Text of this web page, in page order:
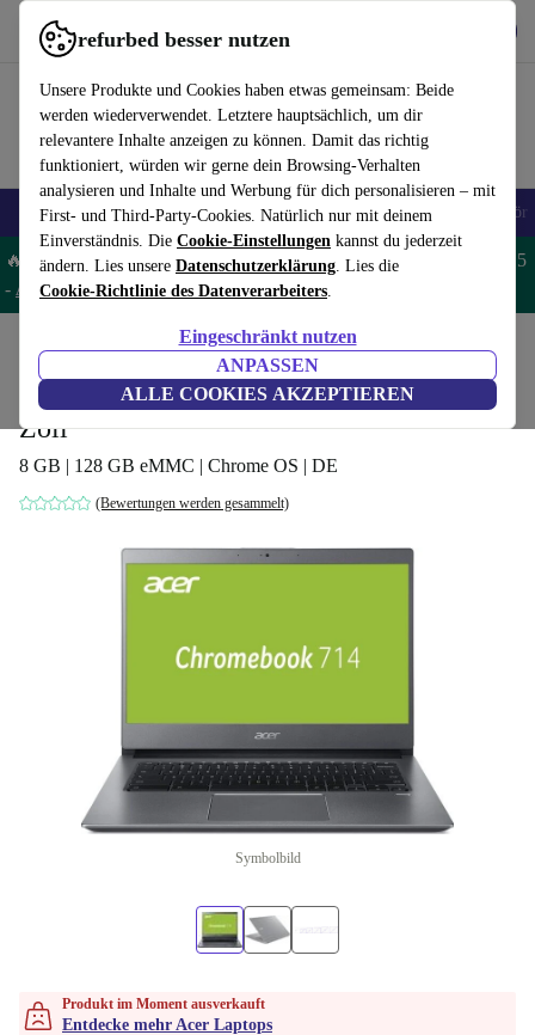
refurbed besser nutzen
Unsere Produkte und Cookies haben etwas gemeinsam: Beide
werden wiederverwendet. Letztere hauptsächlich, um dir
relevantere Inhalte anzeigen zu können. Damit das richtig
funktioniert, würden wir gerne dein Browsing-Verhalten
analysieren und Inhalte und Werbung für dich personalisieren – mit
First- und Third-Party-Cookies. Natürlich nur mit deinem
Einverständnis. Die Cookie-Einstellungen kannst du jederzeit
ändern. Lies unsere Datenschutzerklärung. Lies die
Cookie-Richtlinie des Datenverarbeiters.
Eingeschränkt nutzen
ANPASSEN
ALLE COOKIES AKZEPTIEREN
refurbed schnell und einfach nutzen
🎒 Back to school Handys Laptops Tablets Smartwatches Zubehör
🔥 Spare 5% EXTRA auf MacBooks und iPads – Code: MACPAD5
- AGB
Laptops Acer Laptops
Acer Chromebook 714 | i5-8250U | 14-
Zoll
8 GB | 128 GB eMMC | Chrome OS | DE
(Bewertungen werden gesammelt)
Symbolbild
Produkt im Moment ausverkauft
Entdecke mehr Acer Laptops